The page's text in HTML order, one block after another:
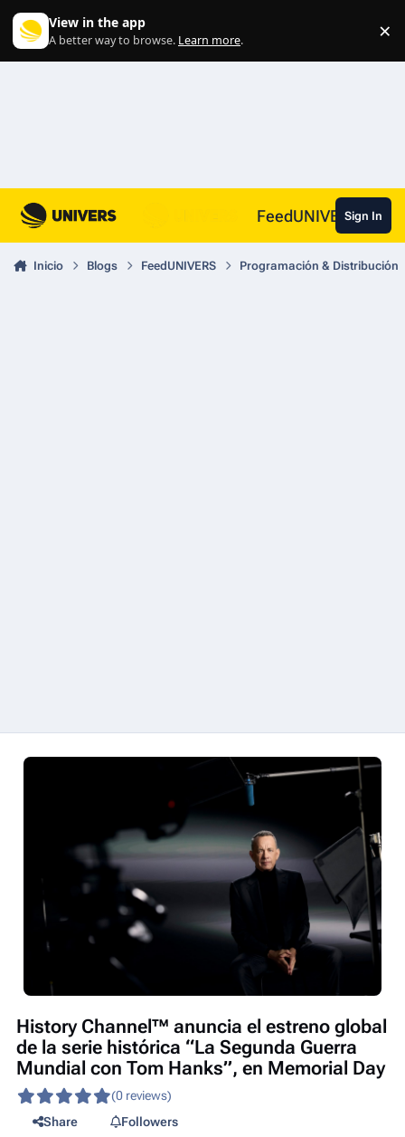
View in the app
A better way to browse. Learn more. ×
FeedUNIVERSSign In
Inicio Blogs FeedUNIVERS Programación & Distribución
History Channel™ anuncia el estreno global
de la serie histórica “La Segunda Guerra
Mundial con Tom Hanks”, en Memorial Day
(0 reviews)
Share
Followers